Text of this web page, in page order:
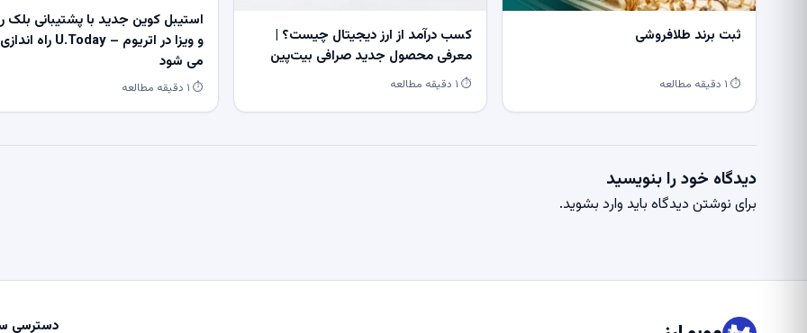
ثبت برند طلافروشی
⏱ ۱ دقیقه مطالعه
کسب درآمد از ارز دیجیتال چیست؟ |
معرفی محصول جدید صرافی بیت‌پین
⏱ ۱ دقیقه مطالعه
استیبل کوین جدید با پشتیبانی بلک
و ویزا در اتریوم – U.Today راه اندازی
می شود
⏱ ۱ دقیقه مطالعه
دیدگاه خود را بنویسید
برای نوشتن دیدگاه باید وارد بشوید.
دسترسی